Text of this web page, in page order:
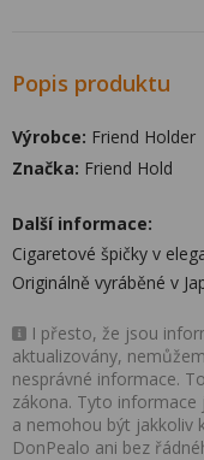
Popis produktu
Výrobce: Friend Holder
Značka: Friend Hold
Další informace:
Cigaretové špičky v
Originálně vyráběné v
I přesto, že jsou
aktualizovány,
nesprávné informace.
zákona. Tyto
a nemohou být jakkoliv
DonPealo ani bez